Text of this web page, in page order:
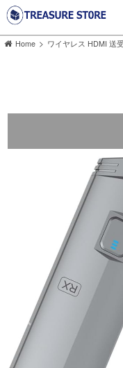
Home > ワイヤレス HDMI 送